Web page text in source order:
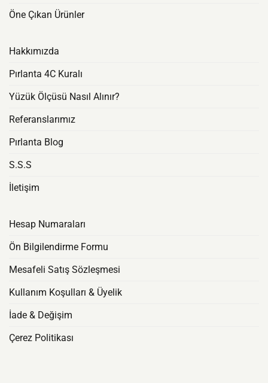
Öne Çıkan Ürünler
Hakkımızda
Pırlanta 4C Kuralı
Yüzük Ölçüsü Nasıl Alınır?
Referanslarımız
Pırlanta Blog
S.S.S
İletişim
Hesap Numaraları
Ön Bilgilendirme Formu
Mesafeli Satış Sözleşmesi
Kullanım Koşulları & Üyelik
İade & Değişim
Çerez Politikası